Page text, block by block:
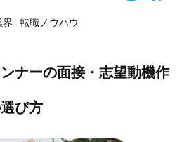
界 転職ノウハウ
ナーの面接・志望動機作
び方